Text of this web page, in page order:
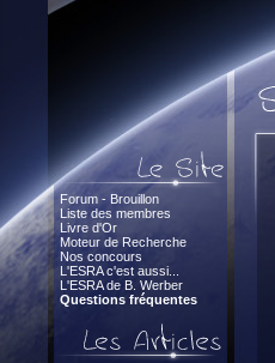
Forum - Brouillon
Liste des membres
Livre d'Or
Moteur de Recherche
Nos concours
L'ESRA c'est aussi...
L'ESRA de B. Werber
Questions fréquentes